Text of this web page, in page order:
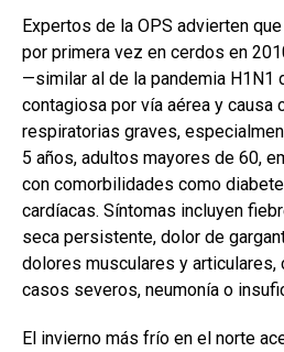
Expertos de la OPS advierten
por primera vez en cerdos en
—similar al de la pandemia H1N1
contagiosa por vía aérea y causa
respiratorias graves,
5 años, adultos mayores de 60,
con comorbilidades como
cardíacas. Síntomas incluyen
seca persistente, dolor de
dolores musculares y articulares,
casos severos, neumonía o
El invierno más frío en el norte